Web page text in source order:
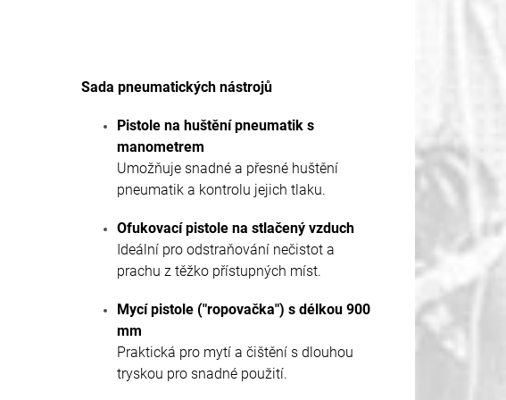
Sada pneumatických nástrojů
Pistole na huštění pneumatik s
manometrem
Umožňuje snadné a přesné huštění
pneumatik a kontrolu jejich tlaku.
Ofukovací pistole na stlačený vzduch
Ideální pro odstraňování nečistot a
prachu z těžko přístupných míst.
Mycí pistole ("ropovačka") s délkou 900
mm
Praktická pro mytí a čištění s dlouhou
tryskou pro snadné použití.